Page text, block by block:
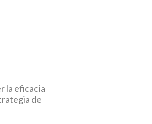
la eficacia
de